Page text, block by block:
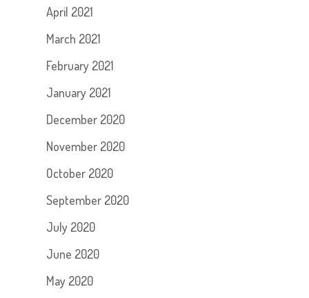
April 2021
March 2021
February 2021
January 2021
December 2020
November 2020
October 2020
September 2020
July 2020
June 2020
May 2020